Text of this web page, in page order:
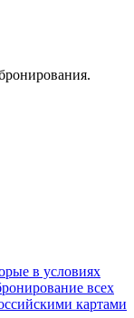
в условиях
всех
картами